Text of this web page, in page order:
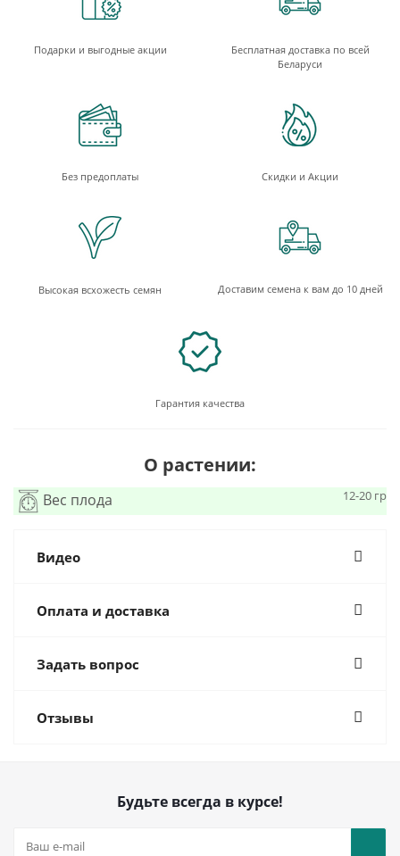
Подарки и выгодные акции
Бесплатная доставка по всей
Беларуси
Без предоплаты Скидки и Акции
Высокая всхожесть семян Доставим семена к вам до 10 дней
Гарантия качества
О растении:
Вес плода 12-20 гр
Видео
Оплата и доставка
Задать вопрос
Отзывы
Будьте всегда в курсе!